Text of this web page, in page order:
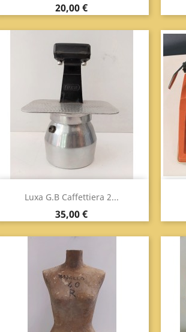
Prezzo
20,00 €
Luxa G.B Caffettiera 2...
Prezzo
35,00 €
 Anteprima